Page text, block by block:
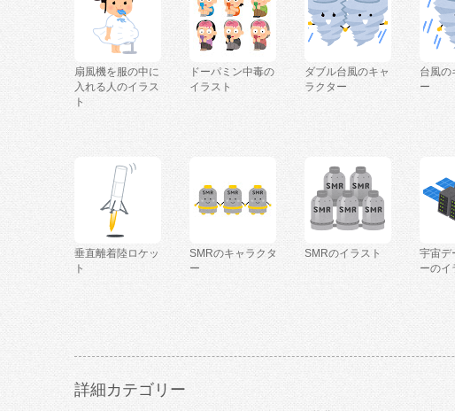
扇風機を服の中に
入れる人のイラス
ト
ドーパミン中毒の
イラスト
ダブル台風のキャ
ラクター
台風の
ー
垂直離着陸ロケッ
ト
SMRのキャラクタ
ー
SMRのイラスト
宇宙デ
ーのイ
詳細カテゴリー